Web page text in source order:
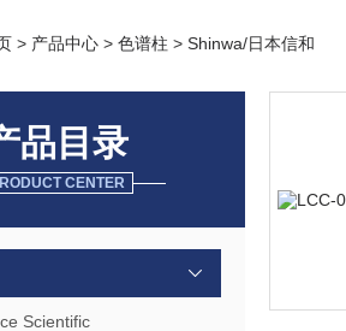
> 产品中心 > 色谱柱 > Shinwa/日本信和
品目录
CENTER
Scientific